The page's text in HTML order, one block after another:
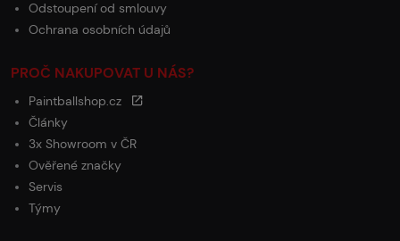
Odstoupení od smlouvy
Ochrana osobních údajů
PROČ NAKUPOVAT U NÁS?
Paintballshop.cz
Články
3x Showroom v ČR
Ověřené značky
Servis
Týmy